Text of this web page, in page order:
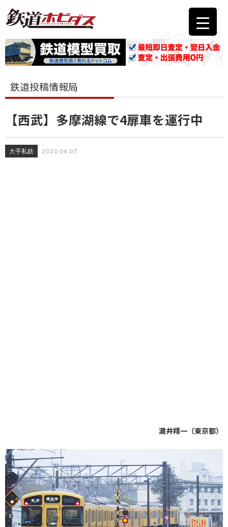
鉄道投稿情報局
【西武】多摩湖線で4扉車を運行中
大手私鉄 2020.04.07
瀧井翔一（東京都）